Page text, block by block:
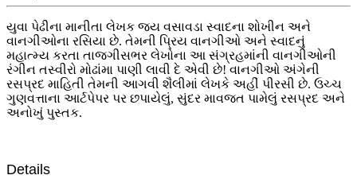
યુવા પેઢીના માનીતા લેખક જય વસાવડા સ્વાદના શોખીન અને
વાનગીઓના રસિયા છે. તેમની પ્રિય વાનગીઓ અને સ્વાદનું
મહાત્મ્ય કરતા તાજગીસભર લેખોના આ સંગ્રહમાંની વાનગીઓની
રંગીન તસ્વીરો મોઢાંમા પાણી લાવી દે એવી છે! વાનગીઓ અંગેની
રસપ્રદ માહિતી તેમની આગવી શૈલીમાં લેખકે અહીં પીરસી છે. ઉચ્ચ
ગુણવત્તાના આર્ટપેપર પર છપાયેલું, સુંદર માવજત પામેલું રસપ્રદ અને
અનોખું પુસ્તક.
Details